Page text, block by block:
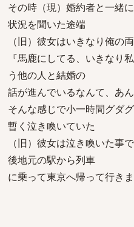
その時（現）婚約者と一緒
状況を聞いた途端
（旧）彼女はいきなり俺の
『馬鹿にしてる、いきなり
う他の人と結婚の
話が進んでいるなんて、あ
そんな感じで小一時間グダ
暫く泣き喚いていた
（旧）彼女は泣き喚いた事
後地元の駅から列車
に乗って東京へ帰って行きま